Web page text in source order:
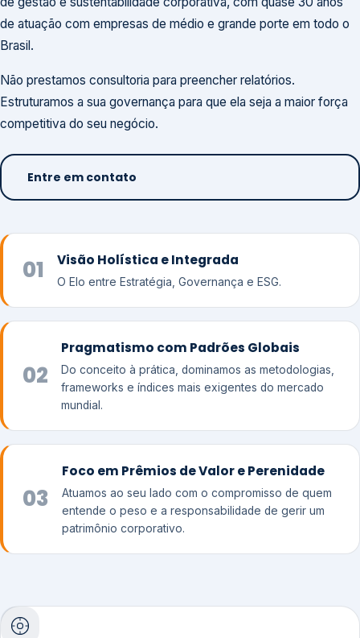
de atuação com empresas de médio e grande porte em todo o
Brasil.
Não prestamos consultoria para preencher relatórios.
Estruturamos a sua governança para que ela seja a maior força
competitiva do seu negócio.
Entre em contato
01 Visão Holística e Integrada
O Elo entre Estratégia, Governança e ESG.
02
Pragmatismo com Padrões Globais
Do conceito à prática, dominamos as metodologias,
frameworks e índices mais exigentes do mercado
mundial.
03
Foco em Prêmios de Valor e Perenidade
Atuamos ao seu lado com o compromisso de quem
entende o peso e a responsabilidade de gerir um
patrimônio corporativo.